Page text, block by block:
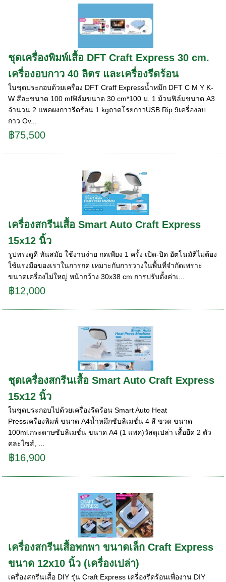
ชุดเครื่องพิมพ์เสื้อ DFT Craft Express 30 cm.
เครื่องอบกาว 40 ลิตร และเครื่องรีดร้อน
ในชุดประกอบด้วยเครื่อง DFT Craff Expressน้ำหมึก DFT C M Y K-
W สีละขนาด 100 mlฟิล์มขนาด 30 cm*100 ม. 1 ม้วนฟิล์มขนาด A3
จำนวน 2 แพคผงกาวรีดร้อน 1 kgถาดโรยกาวUSB Rip 9เครื่องอบ
กาว Ov...
฿75,500
เครื่องสกรีนเสื้อ Smart Auto Craft Express
15x12 นิ้ว
รูปทรงดูดี ทันสมัย ใช้งานง่าย กดเพียง 1 ครั้ง เปิด-ปิด อัตโนมัติไม่ต้อง
ใช้แรงมือของเราในการกด เหมาะกับการวางในพื้นที่จำกัดเพราะ
ขนาดเครื่องไม่ใหญ่ หน้ากว้าง 30x38 cm การปรับตั้งค่าเ...
฿12,000
ชุดเครื่องสกรีนเสื้อ Smart Auto Craft Express
15x12 นิ้ว
ในชุดประกอบไปด้วยเครื่องรีดร้อน Smart Auto Heat
Pressเครื่องพิมพ์ ขนาด A4น้ำหมึกซับลิเมชั่น 4 สี ขวด ขนาด
100ml.กระดาษซับลิเมชั่น ขนาด A4 (1 แพค)วัสดุเปล่า เสื้อยืด 2 ตัว
คละไซส์, ...
฿16,900
เครื่องสกรีนเสื้อพกพา ขนาดเล็ก Craft Express
ขนาด 12x10 นิ้ว (เครื่องเปล่า)
เครื่องสกรีนเสื้อ DIY รุ่น Craft Express เครื่องรีดร้อนเพื่องาน DIY